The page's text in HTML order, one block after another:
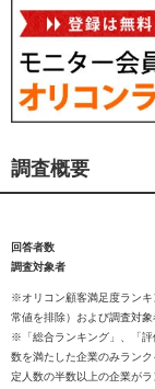
調査概要
回答者数
調査対象者
※オリコン顧客満足度ランキ
常値を排除）および調査対
※「総合ランキング」、「評
数を満たした企業のみラン
定人数の半数以上の企業がラ